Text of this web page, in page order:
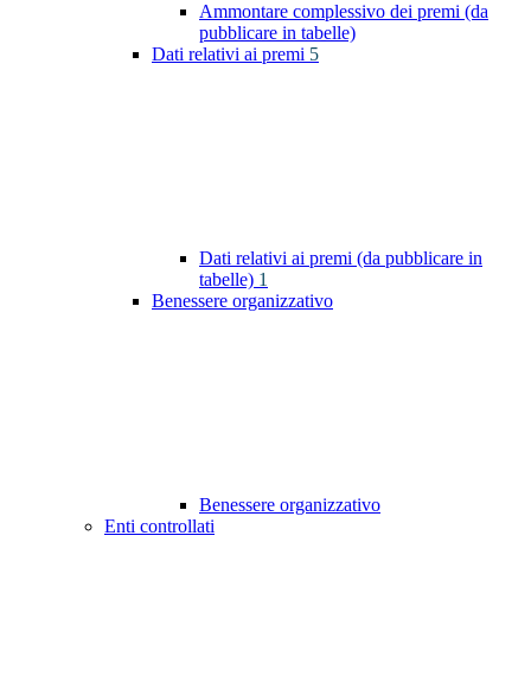
Ammontare complessivo dei premi (da
pubblicare in tabelle)
Dati relativi ai premi 5
Dati relativi ai premi (da pubblicare in
tabelle) 1
Benessere organizzativo
Benessere organizzativo
Enti controllati